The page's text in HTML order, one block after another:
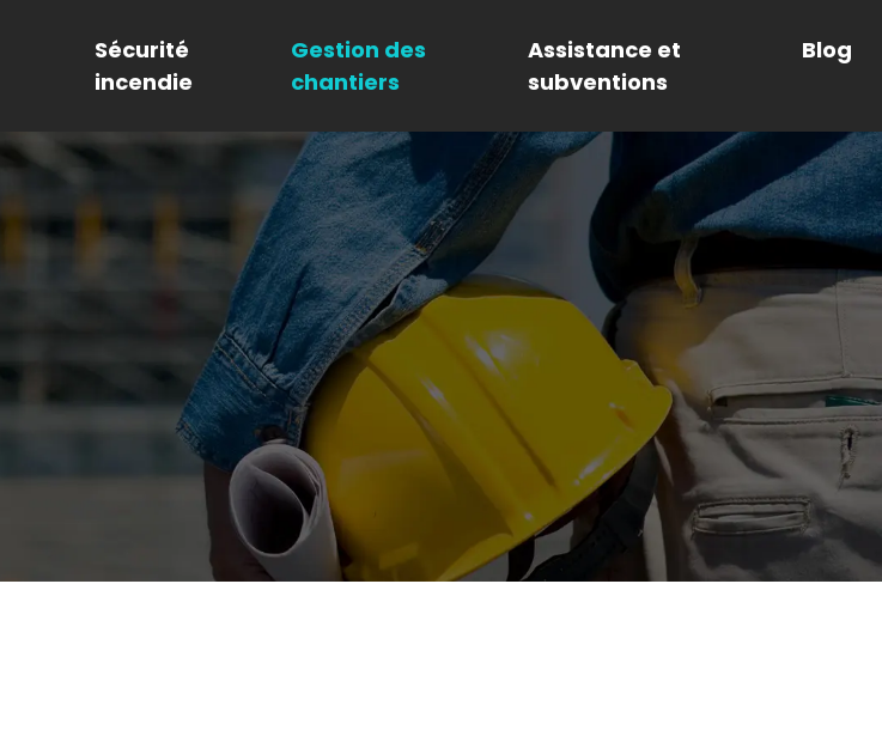
Sécurité
incendie
Gestion des
chantiers
Assistance et
subventions
Blog